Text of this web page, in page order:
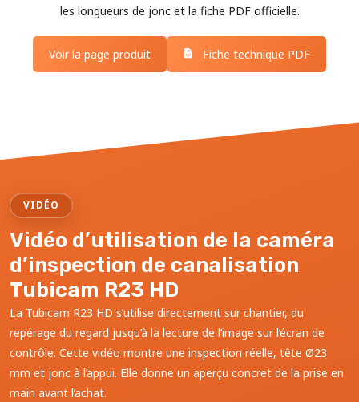
les longueurs de jonc et la fiche PDF officielle.
Voir la page produit Fiche technique PDF
VIDÉO
Vidéo d’utilisation de la caméra
d’inspection de canalisation
Tubicam R23 HD
La Tubicam R23 HD s’utilise directement sur chantier, du
repérage du regard jusqu’à la lecture de l’image sur l’écran de
contrôle. Cette vidéo montre une inspection réelle, tête Ø23
mm et jonc à l’appui. Elle donne un aperçu concret de la prise en
main avant l’achat.